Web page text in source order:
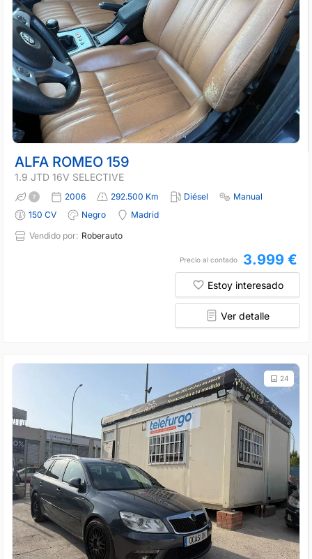
ALFA ROMEO 159
1.9 JTD 16V SELECTIVE
2006 292.500 Km Diésel
Manual
150 CV
Negro
Madrid
Vendido por: Roberauto
Precio al contado 3.999 €
Estoy interesado
Ver detalle
24